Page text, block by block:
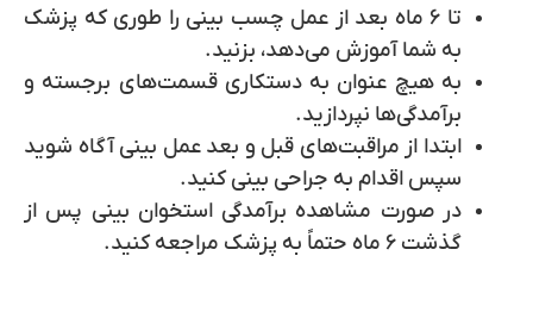
تا ۶ ماه بعد از عمل چسب بینی را طوری که پزشک
به شما آموزش می‌دهد، بزنید.
به هیچ عنوان به دستکاری قسمت‌های برجسته و
برآمدگی‌ها نپردازید.
ابتدا از مراقبت‌های قبل و بعد عمل بینی آگاه شوید
سپس اقدام به جراحی بینی کنید.
در صورت مشاهده‌ برآمدگی استخوان بینی پس از
گذشت ۶ ماه حتماً به پزشک مراجعه کنید.